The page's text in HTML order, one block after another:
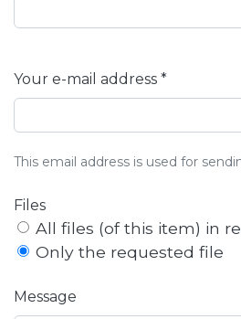
Your e-mail address *
This email address is used for
Files
All files (of this item) in
Only the requested file
Message